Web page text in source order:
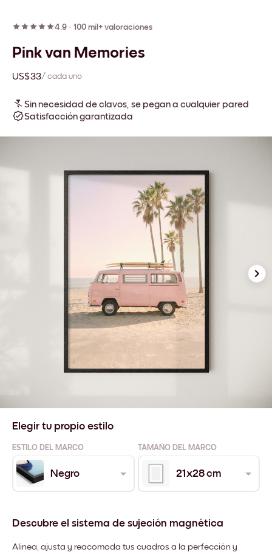
4.9 · 100 mil+ valoraciones
Pink van Memories
US$33/ cada uno
Sin necesidad de clavos, se pegan a cualquier pared
Satisfacción garantizada
Elegir tu propio estilo
ESTILO DEL MARCO TAMAÑO DEL MARCO
Negro 21x28 cm
Descubre el sistema de sujeción magnética
Alinea, ajusta y reacomoda tus cuadros a la perfección y